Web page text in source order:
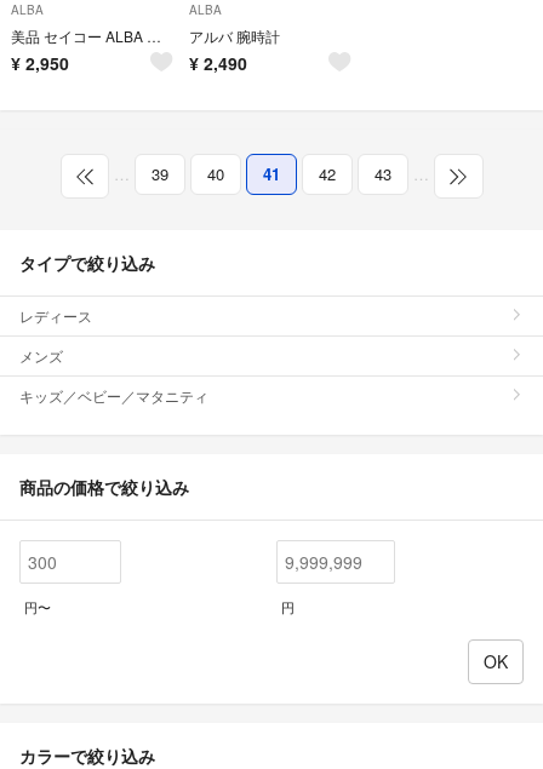
ALBA
美品 セイコー ALBA アルバ サクセス 懐中時計 V721-0A20 可動品
¥ 2,950
ALBA
アルバ 腕時計
¥ 2,490
… 39 40 41 42 43 …
タイプで絞り込み
レディース
メンズ
キッズ／ベビー／マタニティ
商品の価格で絞り込み
円〜 円
カラーで絞り込み